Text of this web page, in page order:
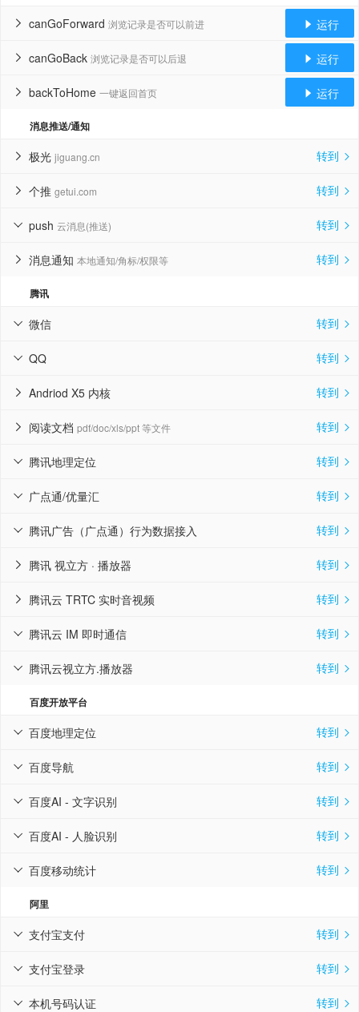
canGoForward 浏览记录是否可以前进
  运行
canGoBack 浏览记录是否可以后退
  运行
backToHome 一键返回首页
  运行
消息推送/通知
极光 jiguang.cn
 转到 
个推 getui.com
 转到 
push 云消息(推送)
 转到 
消息通知 本地通知/角标/权限等
 转到 
腾讯
微信
 转到 
QQ
 转到 
Andriod X5 内核
 转到 
阅读文档 pdf/doc/xls/ppt 等文件
 转到 
腾讯地理定位
 转到 
广点通/优量汇
 转到 
腾讯广告（广点通）行为数据接入
 转到 
腾讯 视立方 · 播放器
 转到 
腾讯云 TRTC 实时音视频
 转到 
腾讯云 IM 即时通信
 转到 
腾讯云视立方.播放器
 转到 
百度开放平台
百度地理定位
 转到 
百度导航
 转到 
百度AI - 文字识别
 转到 
百度AI - 人脸识别
 转到 
百度移动统计
 转到 
阿里
支付宝支付
 转到 
支付宝登录
 转到 
本机号码认证
 转到 